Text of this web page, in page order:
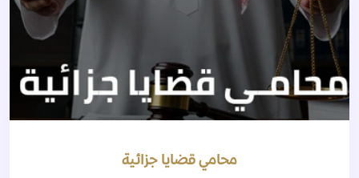
محامي قضايا جزائية